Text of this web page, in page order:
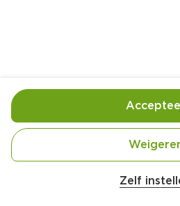
Koel bewaren (tussen 4° en
Ingrediënten
Ingrediënten :, afgeroomde
Zelf